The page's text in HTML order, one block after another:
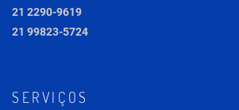
21 2290-9619
21 99823-5724
SERVIÇOS